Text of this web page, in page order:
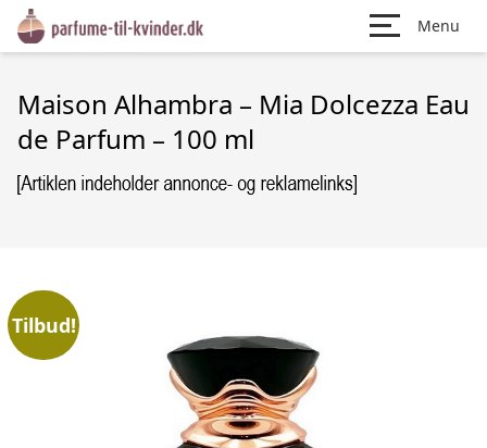
Menu
Maison Alhambra – Mia Dolcezza Eau
de Parfum – 100 ml
Tilbud!